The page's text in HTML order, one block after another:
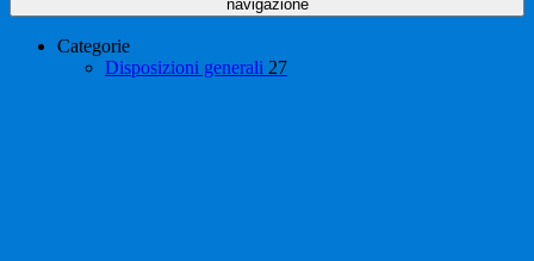
navigazione
Categorie
Disposizioni generali 27